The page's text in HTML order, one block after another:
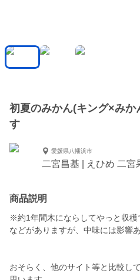
初夏のみかん(キング×み
す
愛媛県八幡浜市
二宮昌基 | えひめ 二宮
商品説明
※約1年間木にならしてやっと収
などがありますが、中味には影響
おそらく、他のサイト等と比較し